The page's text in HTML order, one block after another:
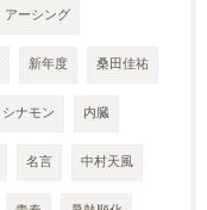
アーシング
新年度 桑田佳祐
シナモン 内臓
名言 中村天風